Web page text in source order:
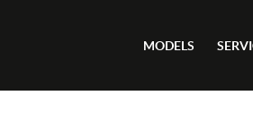
MODELS